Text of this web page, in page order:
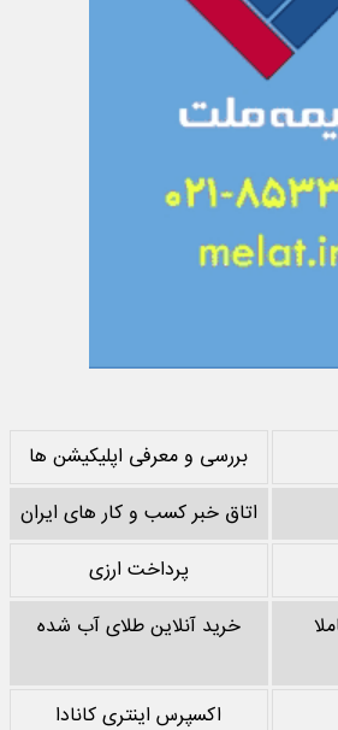
بررسی و معرفی اپلیکیشن ها
اتاق خبر کسب و کار های ایران
پرداخت ارزی
خرید آنلاین طلای آب شده
اکسپرس اینتری کانادا